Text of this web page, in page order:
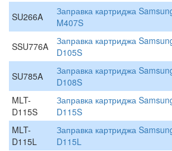
SU266A
Заправка картриджа
M407S
SSU776A
Заправка картриджа
D105S
SU785A
Заправка картриджа
D108S
MLT-
D115S
Заправка картриджа
D115S
MLT-
D115L
Заправка картриджа
D115L